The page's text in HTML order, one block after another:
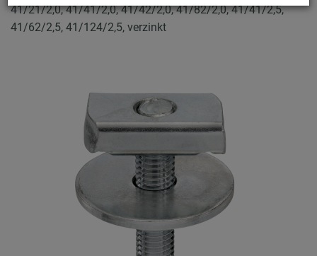
41/21/2,0, 41/41/2,0, 41/42/2,0, 41/82/2,0, 41/41/2,5,
41/62/2,5, 41/124/2,5, verzinkt